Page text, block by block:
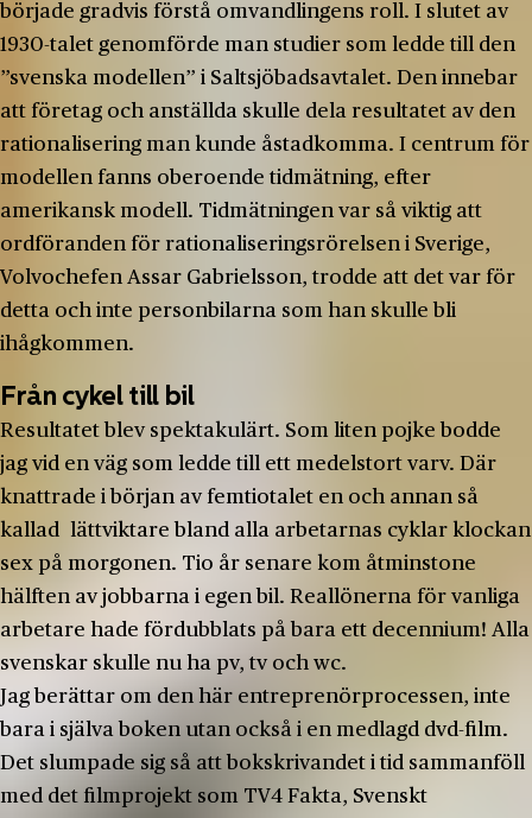
började gradvis förstå omvandlingens roll. I slutet av
1930-talet genomförde man studier som ledde till den
”svenska modellen” i Saltsjöbadsavtalet. Den innebar
att företag och anställda skulle dela resultatet av den
rationalisering man kunde åstadkomma. I centrum för
modellen fanns oberoende tidmätning, efter
amerikansk modell. Tidmätningen var så viktig att
ordföranden för rationaliseringsrörelsen i Sverige,
Volvochefen Assar Gabrielsson, trodde att det var för
detta och inte personbilarna som han skulle bli
ihågkommen.
Från cykel till bil
Resultatet blev spektakulärt. Som liten pojke bodde
jag vid en väg som ledde till ett medelstort varv. Där
knattrade i början av femtiotalet en och annan så
kallad lättviktare bland alla arbetarnas cyklar klockan
sex på morgonen. Tio år senare kom åtminstone
hälften av jobbarna i egen bil. Reallönerna för vanliga
arbetare hade fördubblats på bara ett decennium! Alla
svenskar skulle nu ha pv, tv och wc.
Jag berättar om den här entreprenörprocessen, inte
bara i själva boken utan också i en medlagd dvd-film.
Det slumpade sig så att bokskrivandet i tid sammanföll
med det filmprojekt som TV4 Fakta, Svenskt